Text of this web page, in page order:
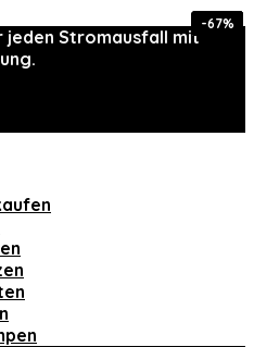
Stromausfall mit
-30%
-30%
-38%
-54%
-10%
-67%